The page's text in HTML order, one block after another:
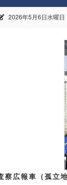
2026年5月6日水曜日
察広報車（孤立